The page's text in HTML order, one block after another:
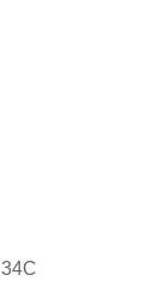
34C